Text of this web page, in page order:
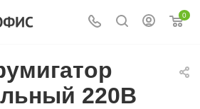
0
220В